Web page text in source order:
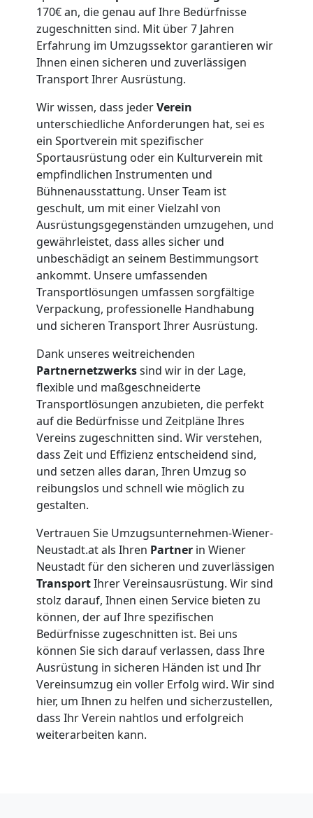
170€ an, die genau auf Ihre Bedürfnisse
zugeschnitten sind. Mit über 7 Jahren
Erfahrung im Umzugssektor garantieren wir
Ihnen einen sicheren und zuverlässigen
Transport Ihrer Ausrüstung.
Wir wissen, dass jederVerein
unterschiedliche Anforderungen hat, sei es
ein Sportverein mit spezifischer
Sportausrüstung oder ein Kulturverein mit
empfindlichen Instrumenten und
Bühnenausstattung. Unser Team ist
geschult, um mit einer Vielzahl von
Ausrüstungsgegenständen umzugehen, und
gewährleistet, dass alles sicher und
unbeschädigt an seinem Bestimmungsort
ankommt. Unsere umfassenden
Transportlösungen umfassen sorgfältige
Verpackung, professionelle Handhabung
und sicheren Transport Ihrer Ausrüstung.
Dank unseres weitreichenden
Partnernetzwerkssind wir in der Lage,
flexible und maßgeschneiderte
Transportlösungen anzubieten, die perfekt
auf die Bedürfnisse und Zeitpläne Ihres
Vereins zugeschnitten sind. Wir verstehen,
dass Zeit und Effizienz entscheidend sind,
und setzen alles daran, Ihren Umzug so
reibungslos und schnell wie möglich zu
gestalten.
Vertrauen Sie Umzugsunternehmen-Wiener-
Neustadt.at als Ihren Partner in Wiener
Neustadt für den sicheren und zuverlässigen
TransportIhrer Vereinsausrüstung. Wir sind
stolz darauf, Ihnen einen Service bieten zu
können, der auf Ihre spezifischen
Bedürfnisse zugeschnitten ist. Bei uns
können Sie sich darauf verlassen, dass Ihre
Ausrüstung in sicheren Händen ist und Ihr
Vereinsumzug ein voller Erfolg wird. Wir sind
hier, um Ihnen zu helfen und sicherzustellen,
dass Ihr Verein nahtlos und erfolgreich
weiterarbeiten kann.
Full-
Service-
Umzug
Wiener
Neustadt
Qualitäts-
Umzüge
Wiener
Neustadt
Vereinsumzug
Wiener
Neustadt
Anfrage
Möbeltransport
National
Möbeltransport
International
Beiladung